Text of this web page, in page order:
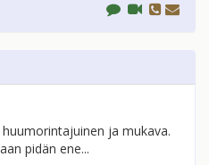
ja mukava.
pidän ene...